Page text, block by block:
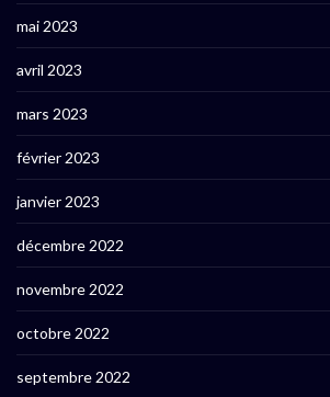
mai 2023
avril 2023
mars 2023
février 2023
janvier 2023
décembre 2022
novembre 2022
octobre 2022
septembre 2022